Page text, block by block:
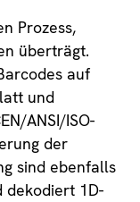
Prozess,
überträgt.
auf
und
ANSI/ISO-
der
sind ebenfalls
dekodiert 1D-